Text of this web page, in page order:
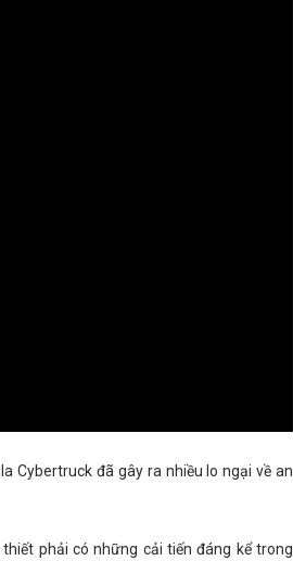
Cybertruck đã gây ra nhiều lo ngại về an
phải có những cải tiến đáng kể trong